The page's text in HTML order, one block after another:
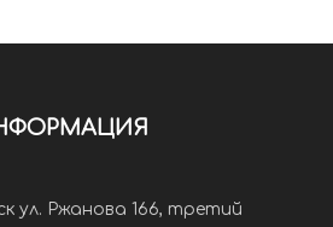
ул. Ржанова 166, третий